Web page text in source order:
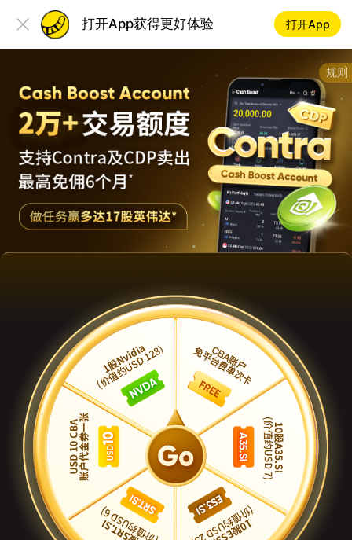
打开App获得更好体验 打开App
规则